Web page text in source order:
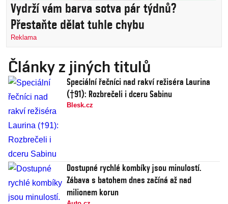
Vydrží vám barva sotva pár týdnů?
Přestaňte dělat tuhle chybu
Reklama
Články z jiných titulů
Speciální řečníci nad rakví režiséra Laurina
(†91): Rozbrečeli i dceru Sabinu
Blesk.cz
Dostupné rychlé kombíky jsou minulostí.
Zábava s batohem dnes začíná až nad
milionem korun